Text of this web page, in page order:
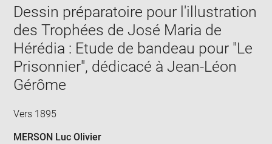
window
Dessin préparatoire pour l'illustration
des Trophées de José Maria de
Hérédia : Etude de bandeau pour "Le
Prisonnier", dédicacé à Jean-Léon
Gérôme
Vers 1895
MERSON Luc Olivier